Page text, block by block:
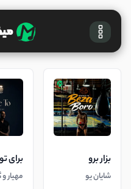
بزار برو
شایان یو
برای تو
مهیار